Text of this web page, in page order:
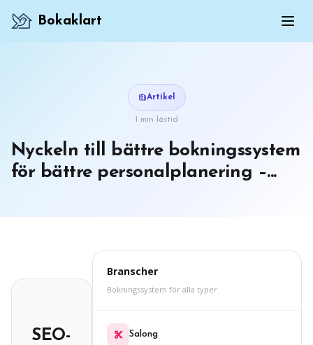
Bokaklart
Artikel
1 min lästid
Nyckeln till bättre bokningssystem
för bättre personalplanering –...
SEO-
Branscher
Bokningssystem för alla typer
Salong